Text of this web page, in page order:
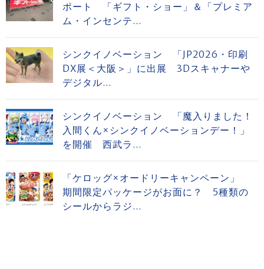
ポート 「ギフト・ショー」＆「プレミア
ム・インセンテ...
シンクイノベーション 「JP2026・印刷
DX展＜大阪＞」に出展 3Dスキャナーや
デジタル...
シンクイノベーション 「魔入りました！
入間くん×シンクイノベーションデー！」
を開催 西武ラ...
「ケロッグ×オードリーキャンペーン」
期間限定パッケージがお面に？ 5種類の
シールからラジ...